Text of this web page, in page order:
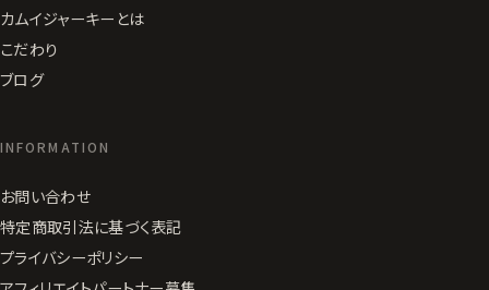
カムイジャーキーとは
こだわり
ブログ
INFORMATION
お問い合わせ
特定商取引法に基づく表記
プライバシーポリシー